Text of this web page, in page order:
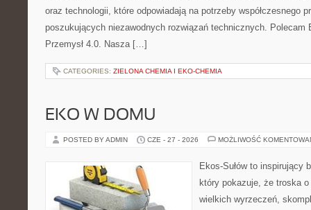
oraz technologii, które odpowiadają na potrzeby współczesnego
poszukujących niezawodnych rozwiązań technicznych. Polecam
Przemysł 4.0. Nasza […]
CATEGORIES: ZIELONA CHEMIA I EKO-CHEMIA
EKO W DOMU
POSTED BY ADMIN CZE - 27 - 2026 MOŻLIWOŚĆ
Ekos-Sułów to inspirujący
który pokazuje, że troska
wielkich wyrzeczeń,